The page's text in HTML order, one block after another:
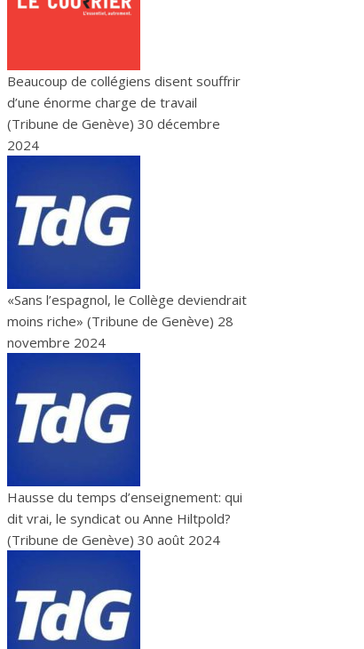
Beaucoup de collégiens disent souffrir
d’une énorme charge de travail
(Tribune de Genève) 30 décembre
2024
«Sans l’espagnol, le Collège deviendrait
moins riche» (Tribune de Genève) 28
novembre 2024
Hausse du temps d’enseignement: qui
dit vrai, le syndicat ou Anne Hiltpold?
(Tribune de Genève) 30 août 2024